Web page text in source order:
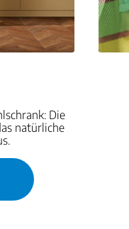
Die
natürliche